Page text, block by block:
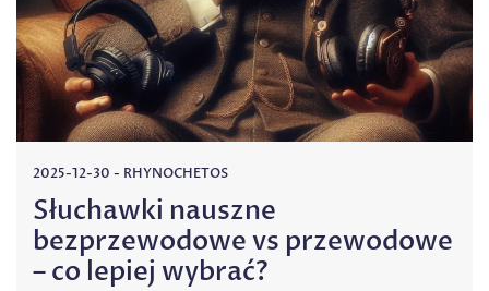
2025-12-30 - RHYNOCHETOS
Słuchawki nauszne
bezprzewodowe vs przewodowe
– co lepiej wybrać?